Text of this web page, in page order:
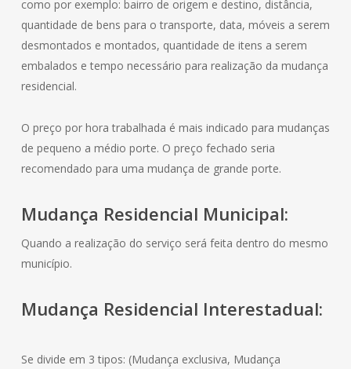
como por exemplo: bairro de origem e destino, distância,
quantidade de bens para o transporte, data, móveis a serem
desmontados e montados, quantidade de itens a serem
embalados e tempo necessário para realização da mudança
residencial.
O preço por hora trabalhada é mais indicado para mudanças
de pequeno a médio porte. O preço fechado seria
recomendado para uma mudança de grande porte.
Mudança Residencial Municipal:
Quando a realização do serviço será feita dentro do mesmo
município.
Mudança Residencial Interestadual:
Se divide em 3 tipos: (Mudança exclusiva, Mudança